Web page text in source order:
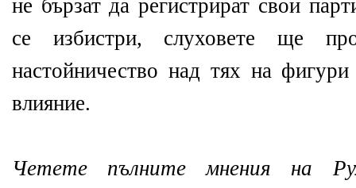
не бързат да регистрират свои
се избистри, слуховете ще
настойничество над тях на
влияние.
Четете пълните мнения на